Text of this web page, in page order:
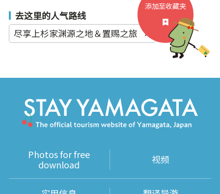
去这里的人气路线
尽享上杉家渊源之地＆置赐之旅
添加至收藏夹
Photos for free
download
视频